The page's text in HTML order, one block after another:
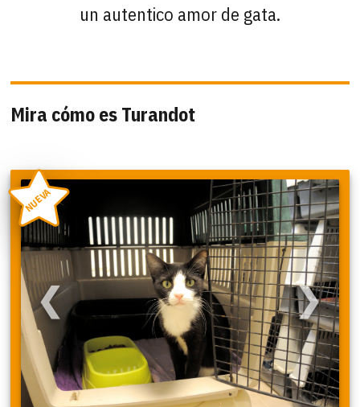
un autentico amor de gata.
Mira cómo es Turandot
❮ ❯
NUEVA